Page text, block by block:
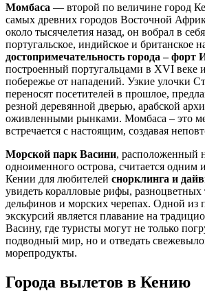
Момбаса — второй по величине город
самых древних городов Восточной
около тысячелетия назад, он вобрал в
португальское, индийское и британское
достопримечательность города – форт
построенный португальцами в XVI веке
побережье от нападений. Узкие улочки
переносят посетителей в прошлое,
резной деревянной дверью, арабской
оживленными рынками. Момбаса – это
встречается с настоящим, создавая
Морской парк Васини, расположенный
одноименного острова, считается одним
Кении для любителей снорклинга и
увидеть коралловые рифы,
дельфинов и морских черепах. Одной из
экскурсий является плавание на
Васину, где туристы могут не только
подводный мир, но и отведать
морепродукты.
Города вылетов в Кению